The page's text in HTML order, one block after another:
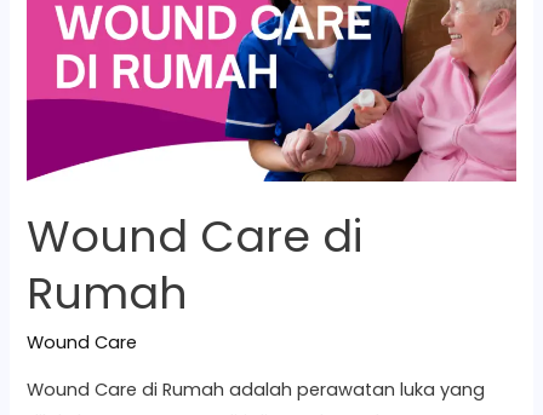
Wound Care di
Rumah
Wound Care
Wound Care di Rumah adalah perawatan luka yang
Rumah